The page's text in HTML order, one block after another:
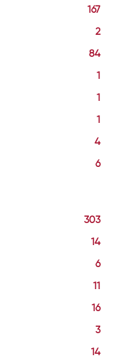
167
2
84
1
1
1
4
6
303
14
6
11
16
3
14